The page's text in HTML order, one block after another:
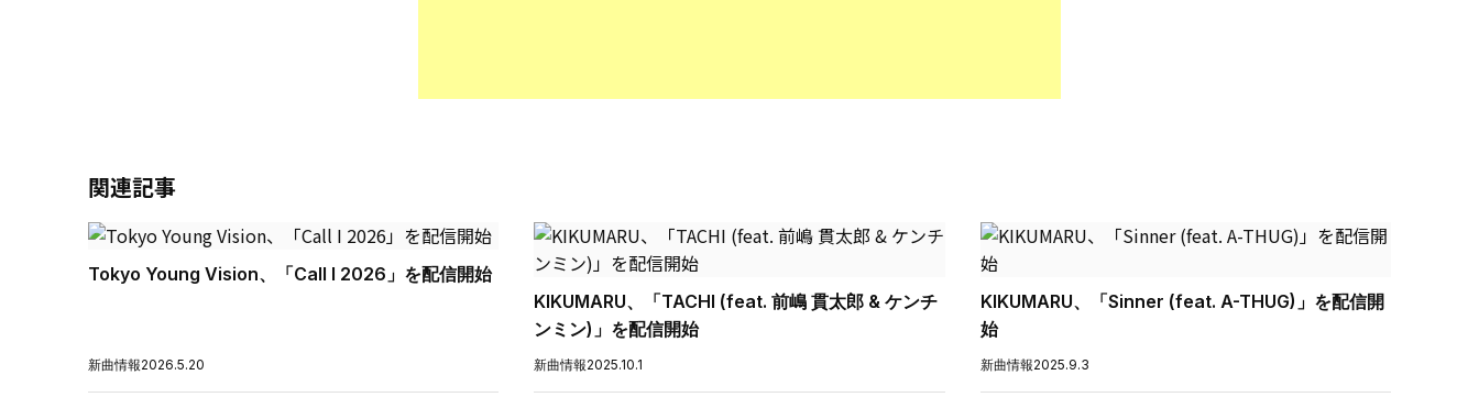
関連記事
Tokyo Young Vision、「Call I 2026」を配信開始
新曲情報2026.5.20
KIKUMARU、「TACHI (feat. 前嶋 貫太郎 & ケンチ
ンミン)」を配信開始
新曲情報2025.10.1
KIKUMARU、「Sinner (feat. A-THUG)」を配信開
始
新曲情報2025.9.3